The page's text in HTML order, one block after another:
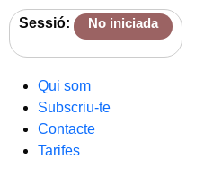
Sessió: No iniciada
Qui som
Subscriu-te
Contacte
Tarifes